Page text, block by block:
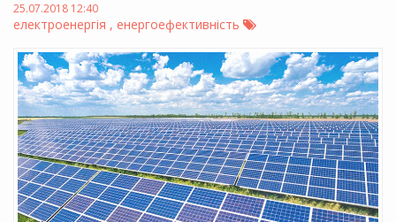
25.07.2018 12:40
електроенергія , енергоефективність